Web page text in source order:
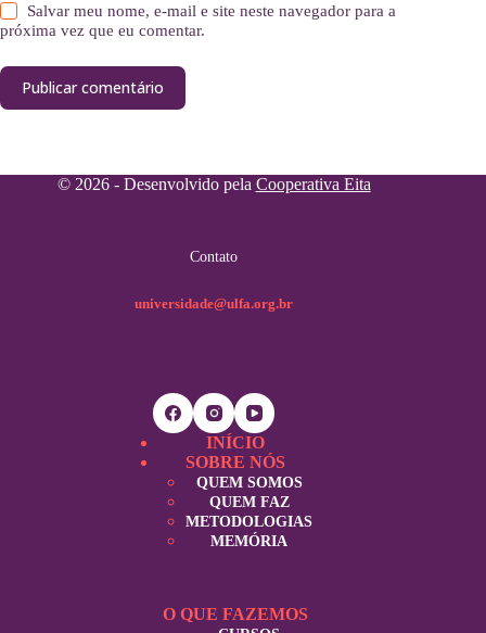
Salvar meu nome, e-mail e site neste navegador para a
próxima vez que eu comentar.
Publicar comentário
© 2026 - Desenvolvido pela Cooperativa Eita
Contato
universidade@ulfa.org.br
INÍCIO
SOBRE NÓS
QUEM SOMOS
QUEM FAZ
METODOLOGIAS
MEMÓRIA
O QUE FAZEMOS